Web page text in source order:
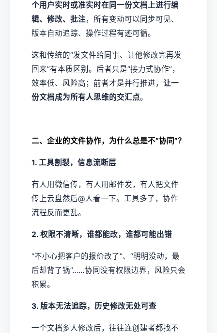
个用户实时或准实时在同一份文档上进行编
辑、修改、批注，所有变动可以同步可见、
版本自动追踪、操作过程有迹可循。
这和传统的“发文件给同事、让他修改完再发
回来”有本质区别。后者只是“接力式协作”，
效率低、风险高；前者才是并行推进， 让一
份文档成为所有人思维的交汇点。
二、企业的文件协作，为什么总是不“协同”？
1. 工具割裂，信息流断层
有人用微信传，有人用邮件发，有人把文件
传上云盘然后@人看一下。工具多了，协作
流程反而更乱。
2. 权限不清晰，谁都能改，谁都可能出错
“不小心把客户的报价改了”、“明明没动，最
后却背了锅”……协同没有权限边界，风险只会
积累。
3. 版本无法追踪，历史修改无处可查
一个文档多人修改后，往往连创建者都找不